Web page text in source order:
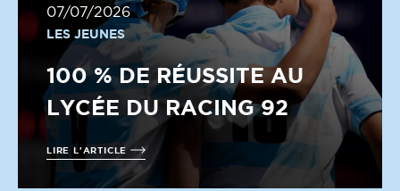
07/07/2026
LES JEUNES
100 % DE RÉUSSITE AU
LYCÉE DU RACING 92
LIRE L'ARTICLE